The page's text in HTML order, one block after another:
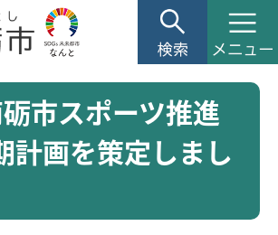
市スポーツ推進
計画を策定しまし